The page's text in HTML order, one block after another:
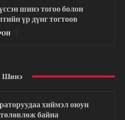
шинэ тогоо болон
үр дүнг тогтоов
Шинэ
хиймэл оюун
байна